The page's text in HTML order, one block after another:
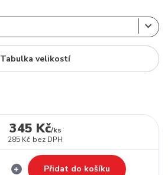
Tabulka velikostí
345 Kč/ks
285 Kč bez DPH
Přidat do košíku